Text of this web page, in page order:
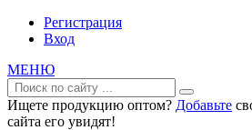
Регистрация
Вход
МЕНЮ
Ищете продукцию оптом? Добавьте
сайта его увидят!